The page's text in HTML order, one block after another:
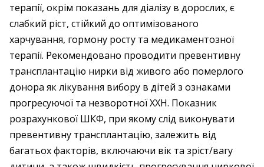
терапії, окрім показань для діалізу в дорослих, є
слабкий ріст, стійкий до оптимізованого
харчування, гормону росту та медикаментозної
терапії. Рекомендовано проводити превентивну
трансплантацію нирки від живого або померлого
донора як лікування вибору в дітей з ознаками
прогресуючої та незворотної ХХН. Показник
розрахункової ШКФ, при якому слід виконувати
превентивну трансплантацію, залежить від
багатьох факторів, включаючи вік та зріст/вагу